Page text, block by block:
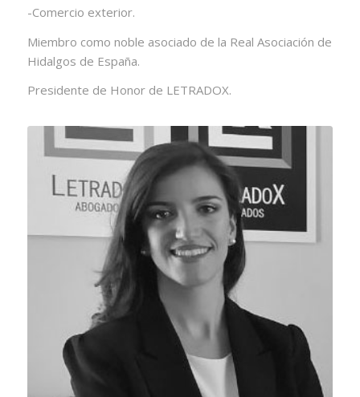
-Comercio exterior.
Miembro como noble asociado de la Real Asociación de
Hidalgos de España.
Presidente de Honor de LETRADOX.